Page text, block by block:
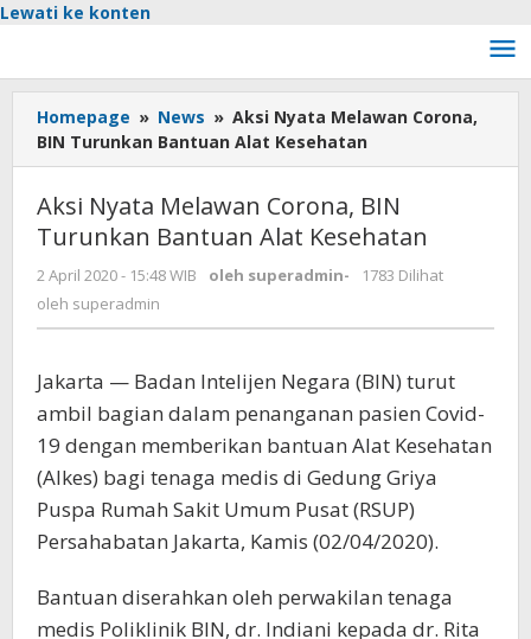
Lewati ke konten
Homepage » News » Aksi Nyata Melawan Corona,
BIN Turunkan Bantuan Alat Kesehatan
Aksi Nyata Melawan Corona, BIN
Turunkan Bantuan Alat Kesehatan
2 April 2020 - 15:48 WIB oleh superadmin-
1783 Dilihat
oleh superadmin
Jakarta — Badan Intelijen Negara (BIN) turut
ambil bagian dalam penanganan pasien Covid-
19 dengan memberikan bantuan Alat Kesehatan
(Alkes) bagi tenaga medis di Gedung Griya
Puspa Rumah Sakit Umum Pusat (RSUP)
Persahabatan Jakarta, Kamis (02/04/2020).
Bantuan diserahkan oleh perwakilan tenaga
medis Poliklinik BIN, dr. Indiani kepada dr. Rita